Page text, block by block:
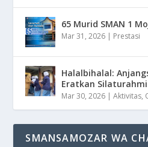
65 Murid SMAN 1
Mar 31, 2026 | Prestasi
Halalbihalal:
Eratkan Silaturahmi
Mar 30, 2026 |Aktivitas,
SMANSAMOZAR WA